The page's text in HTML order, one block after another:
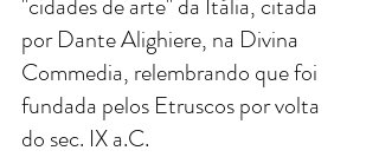
por Dante Alighiere, na Divina
Commedia, relembrando que foi
fundada pelos Etruscos por volta
do sec. IX a.C.